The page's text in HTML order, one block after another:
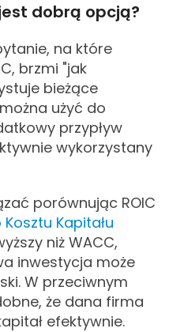
dobrą opcją?
na które
brzmi "jak
bieżące
użyć do
przypływ
wykorzystany
porównując ROIC
Kapitału
niż WACC,
inwestycja może
W przeciwnym
że dana firma
efektywnie.